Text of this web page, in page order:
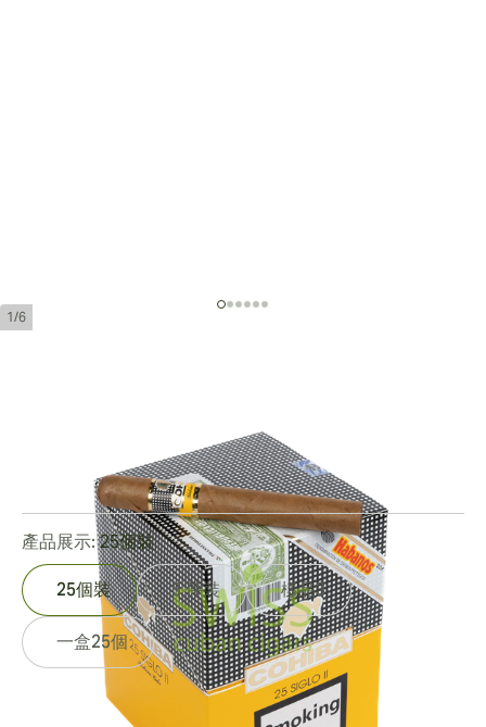
1/6
129 mm / 5.0 英寸
0點評
產品展示: 25個裝
25個裝 5 件裝 樣品3
一盒25個